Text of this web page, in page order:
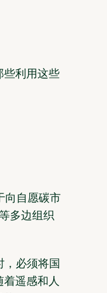
些利用这些
向自愿碳市
多边组织
，必须将国
遥感和人